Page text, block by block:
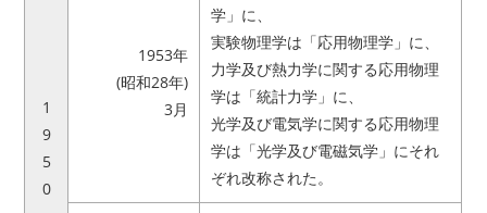
1
9
5
0
1953年
(昭和28年)
3月
学」に、
実験物理学は「応用物理学」に、
力学及び熱力学に関する応用物理
学は「統計力学」に、
光学及び電気学に関する応用物理
学は「光学及び電磁気学」にそれ
ぞれ改称された。